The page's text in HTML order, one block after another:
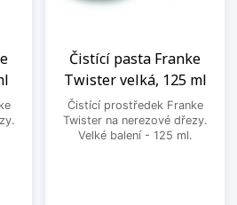
Čistící pasta Franke
Twister velká, 125 ml
Čistící prostředek Franke
Twister na nerezové dřezy.
Velké balení - 125 ml.